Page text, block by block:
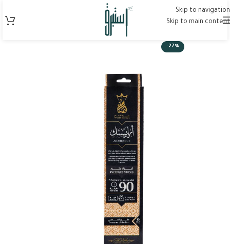
Skip to navigation
Skip to main content
-27%